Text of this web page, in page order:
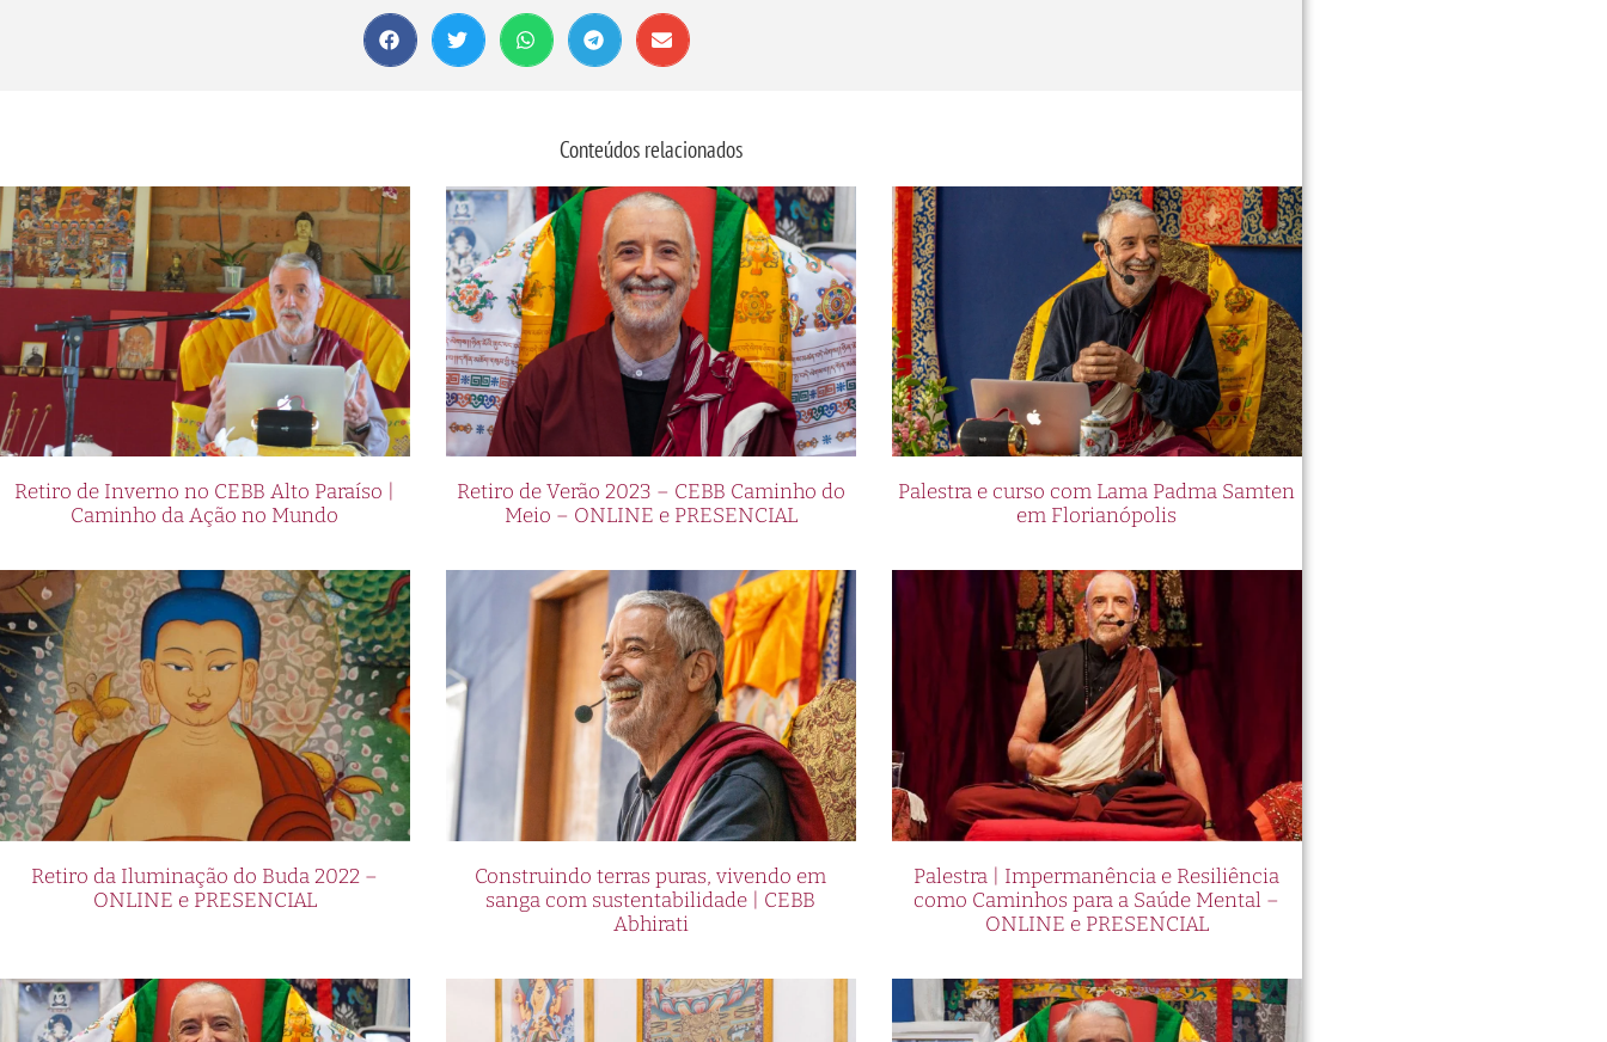
Conteúdos relacionados
Retiro de Inverno no CEBB Alto Paraíso |
Caminho da Ação no Mundo
Retiro de Verão 2023 – CEBB Caminho do
Meio – ONLINE e PRESENCIAL
Palestra e curso com Lama Padma Samten
em Florianópolis
Retiro da Iluminação do Buda 2022 –
ONLINE e PRESENCIAL
Construindo terras puras, vivendo em
sanga com sustentabilidade | CEBB
Abhirati
Palestra | Impermanência e Resiliência
como Caminhos para a Saúde Mental –
ONLINE e PRESENCIAL